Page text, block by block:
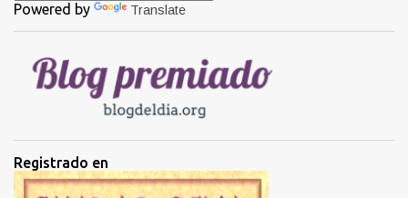
r
o
s
Powered by Translate
Registrado en